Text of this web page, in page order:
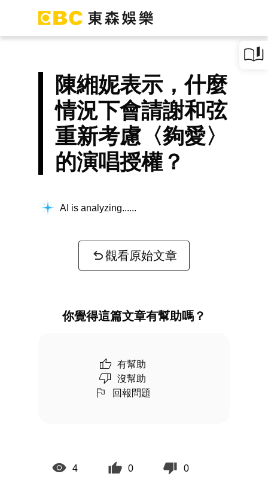
陳緗妮表示，什麼
情況下會請謝和弦
重新考慮〈夠愛〉
的演唱授權？
AI is analyzing...
觀看原始文章
你覺得這篇文章有幫助嗎？
有幫助
沒幫助
回報問題
4 0 0